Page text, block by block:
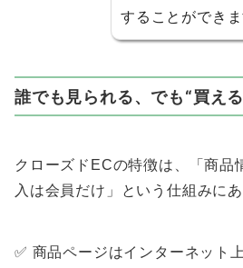
することができま
誰でも見られる、でも“買え
クローズドECの特徴は、「商品
入は会員だけ」という仕組みにあ
✅ 商品ページはインターネット